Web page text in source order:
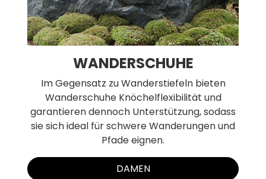
WANDERSCHUHE
Im Gegensatz zu Wanderstiefeln bieten
Wanderschuhe Knöchelflexibilität und
garantieren dennoch Unterstützung, sodass
sie sich ideal für schwere Wanderungen und
Pfade eignen.
DAMEN